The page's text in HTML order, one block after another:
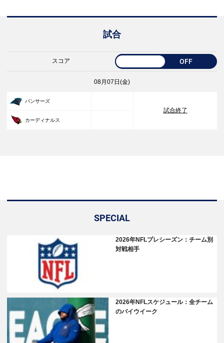
試合
スコア OFF
08月07日(金)
パンサーズ
試合終了
カーディナルス
SPECIAL
2026年NFLプレシーズン：チーム別
対戦相手
2026年NFLスケジュール：全チーム
のバイウイーク